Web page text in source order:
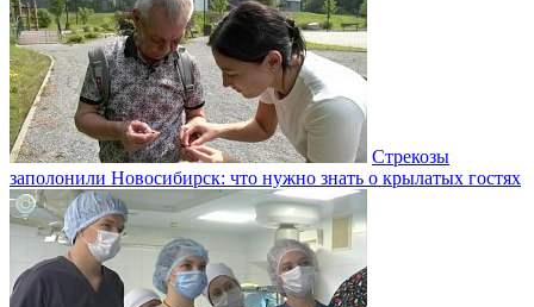
Стрекозы
заполонили Новосибирск: что нужно знать о крылатых гостях